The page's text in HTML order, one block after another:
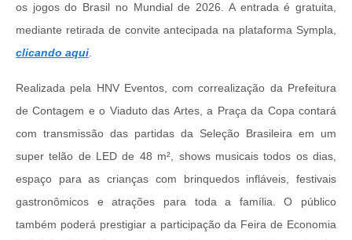
os jogos do Brasil no Mundial de 2026. A entrada é gratuita,
mediante retirada de convite antecipada na plataforma Sympla,
clicando aqui
Realizada pela HNV Eventos, com correalização da Prefeitura
de Contagem e o Viaduto das Artes, a Praça da Copa contará
com transmissão das partidas da Seleção Brasileira em um
super telão de LED de 48 m², shows musicais todos os dias,
espaço para as crianças com brinquedos infláveis, festivais
gastronômicos e atrações para toda a família. O público
também poderá prestigiar a participação da Feira de Economia